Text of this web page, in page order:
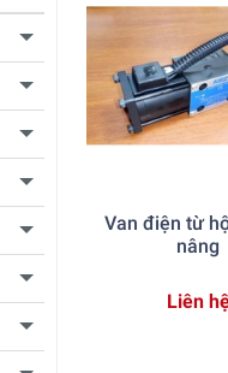
Van điện từ
nâng
Liên